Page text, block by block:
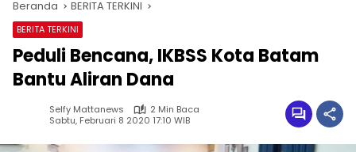
Beranda BERITA TERKINI
BERITA TERKINI
Peduli Bencana, IKBSS Kota Batam
Bantu Aliran Dana
Selfy Mattanews
2 Min Baca
Sabtu, Februari 8 2020 17:10 WIB